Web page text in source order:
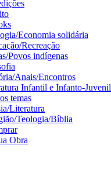
Economia solidária
Recreação
Povos indígenas
Anais/Encontros
Infantil e Infanto-Juvenil
temas
Literatura
Teologia/Bíblia
Obra